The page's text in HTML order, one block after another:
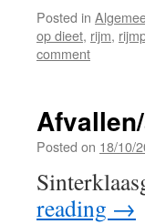
Posted in
op dieet, rijm,
comment
Posted on 18/10/
reading →